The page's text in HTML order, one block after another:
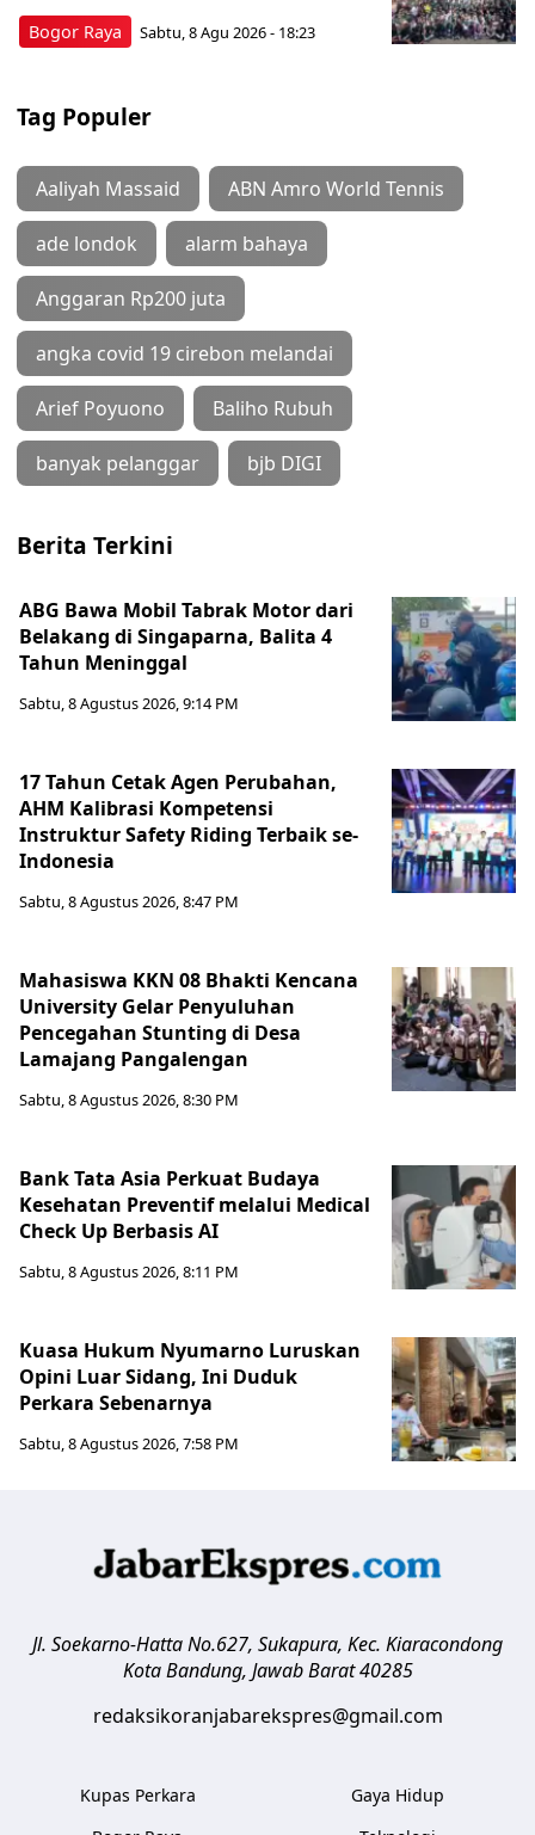
Bogor Raya Sabtu, 8 Agu 2026 - 18:23
Tag Populer
Aaliyah Massaid ABN Amro World Tennis
ade londok alarm bahaya
Anggaran Rp200 juta
angka covid 19 cirebon melandai
Arief Poyuono Baliho Rubuh
banyak pelanggar bjb DIGI
Berita Terkini
ABG Bawa Mobil Tabrak Motor dari
Belakang di Singaparna, Balita 4
Tahun Meninggal
Sabtu, 8 Agustus 2026, 9:14 PM
17 Tahun Cetak Agen Perubahan,
AHM Kalibrasi Kompetensi
Instruktur Safety Riding Terbaik se-
Indonesia
Sabtu, 8 Agustus 2026, 8:47 PM
Mahasiswa KKN 08 Bhakti Kencana
University Gelar Penyuluhan
Pencegahan Stunting di Desa
Lamajang Pangalengan
Sabtu, 8 Agustus 2026, 8:30 PM
Bank Tata Asia Perkuat Budaya
Kesehatan Preventif melalui Medical
Check Up Berbasis AI
Sabtu, 8 Agustus 2026, 8:11 PM
Kuasa Hukum Nyumarno Luruskan
Opini Luar Sidang, Ini Duduk
Perkara Sebenarnya ​
Sabtu, 8 Agustus 2026, 7:58 PM
Jl. Soekarno-Hatta No.627, Sukapura, Kec. Kiaracondong
Kota Bandung, Jawab Barat 40285
redaksikoranjabarekspres@gmail.com
Kupas Perkara
Gaya Hidup